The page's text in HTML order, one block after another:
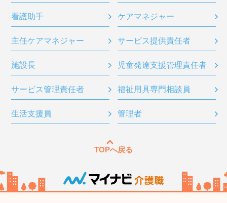
看護助手 ケアマネジャー
主任ケアマネジャー サービス提供責任者
施設長 児童発達支援管理責任者
サービス管理責任者 福祉用具専門相談員
生活支援員 管理者
TOPへ戻る